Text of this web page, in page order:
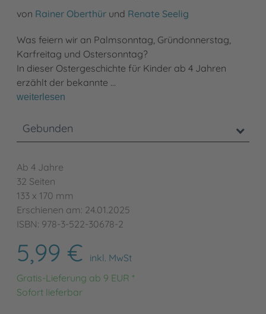
von Rainer Oberthür und Renate Seelig
Was feiern wir an Palmsonntag, Gründonnerstag,
Karfreitag und Ostersonntag?
In dieser Ostergeschichte für Kinder ab 4 Jahren
erzählt der bekannte …
weiterlesen
Gebunden
Ab 4 Jahre
32 Seiten
133 x 170 mm
Erschienen am: 24.01.2025
ISBN: 978-3-522-30678-2
5,99 €
inkl. MwSt
Gratis-Lieferung ab 9 EUR *
Sofort lieferbar